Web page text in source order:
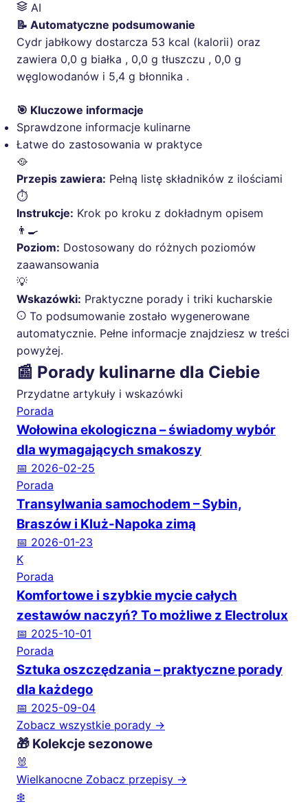
AI
📝 Automatyczne podsumowanie
Cydr jabłkowy dostarcza 53 kcal (kalorii) oraz
zawiera 0,0 g białka , 0,0 g tłuszczu , 0,0 g
węglowodanów i 5,4 g błonnika .
🎯 Kluczowe informacje
Sprawdzone informacje kulinarne
Łatwe do zastosowania w praktyce
🥘
Przepis zawiera: Pełną listę składników z ilościami
⏱️
Instrukcje: Krok po kroku z dokładnym opisem
👨‍🍳
Poziom: Dostosowany do różnych poziomów
zaawansowania
💡
Wskazówki: Praktyczne porady i triki kucharskie
To podsumowanie zostało wygenerowane
automatycznie. Pełne informacje znajdziesz w treści
powyżej.
📰 Porady kulinarne dla Ciebie
Przydatne artykuły i wskazówki
Porada
Wołowina ekologiczna – świadomy wybór
dla wymagających smakoszy
📅 2026-02-25
Porada
Transylwania samochodem – Sybin,
Braszów i Kluż-Napoka zimą
📅 2026-01-23
K
Porada
Komfortowe i szybkie mycie całych
zestawów naczyń? To możliwe z Electrolux
📅 2025-10-01
Porada
Sztuka oszczędzania – praktyczne porady
dla każdego
📅 2025-09-04
Zobacz wszystkie porady →
🎁 Kolekcje sezonowe
🐰
Wielkanocne Zobacz przepisy →
❄️